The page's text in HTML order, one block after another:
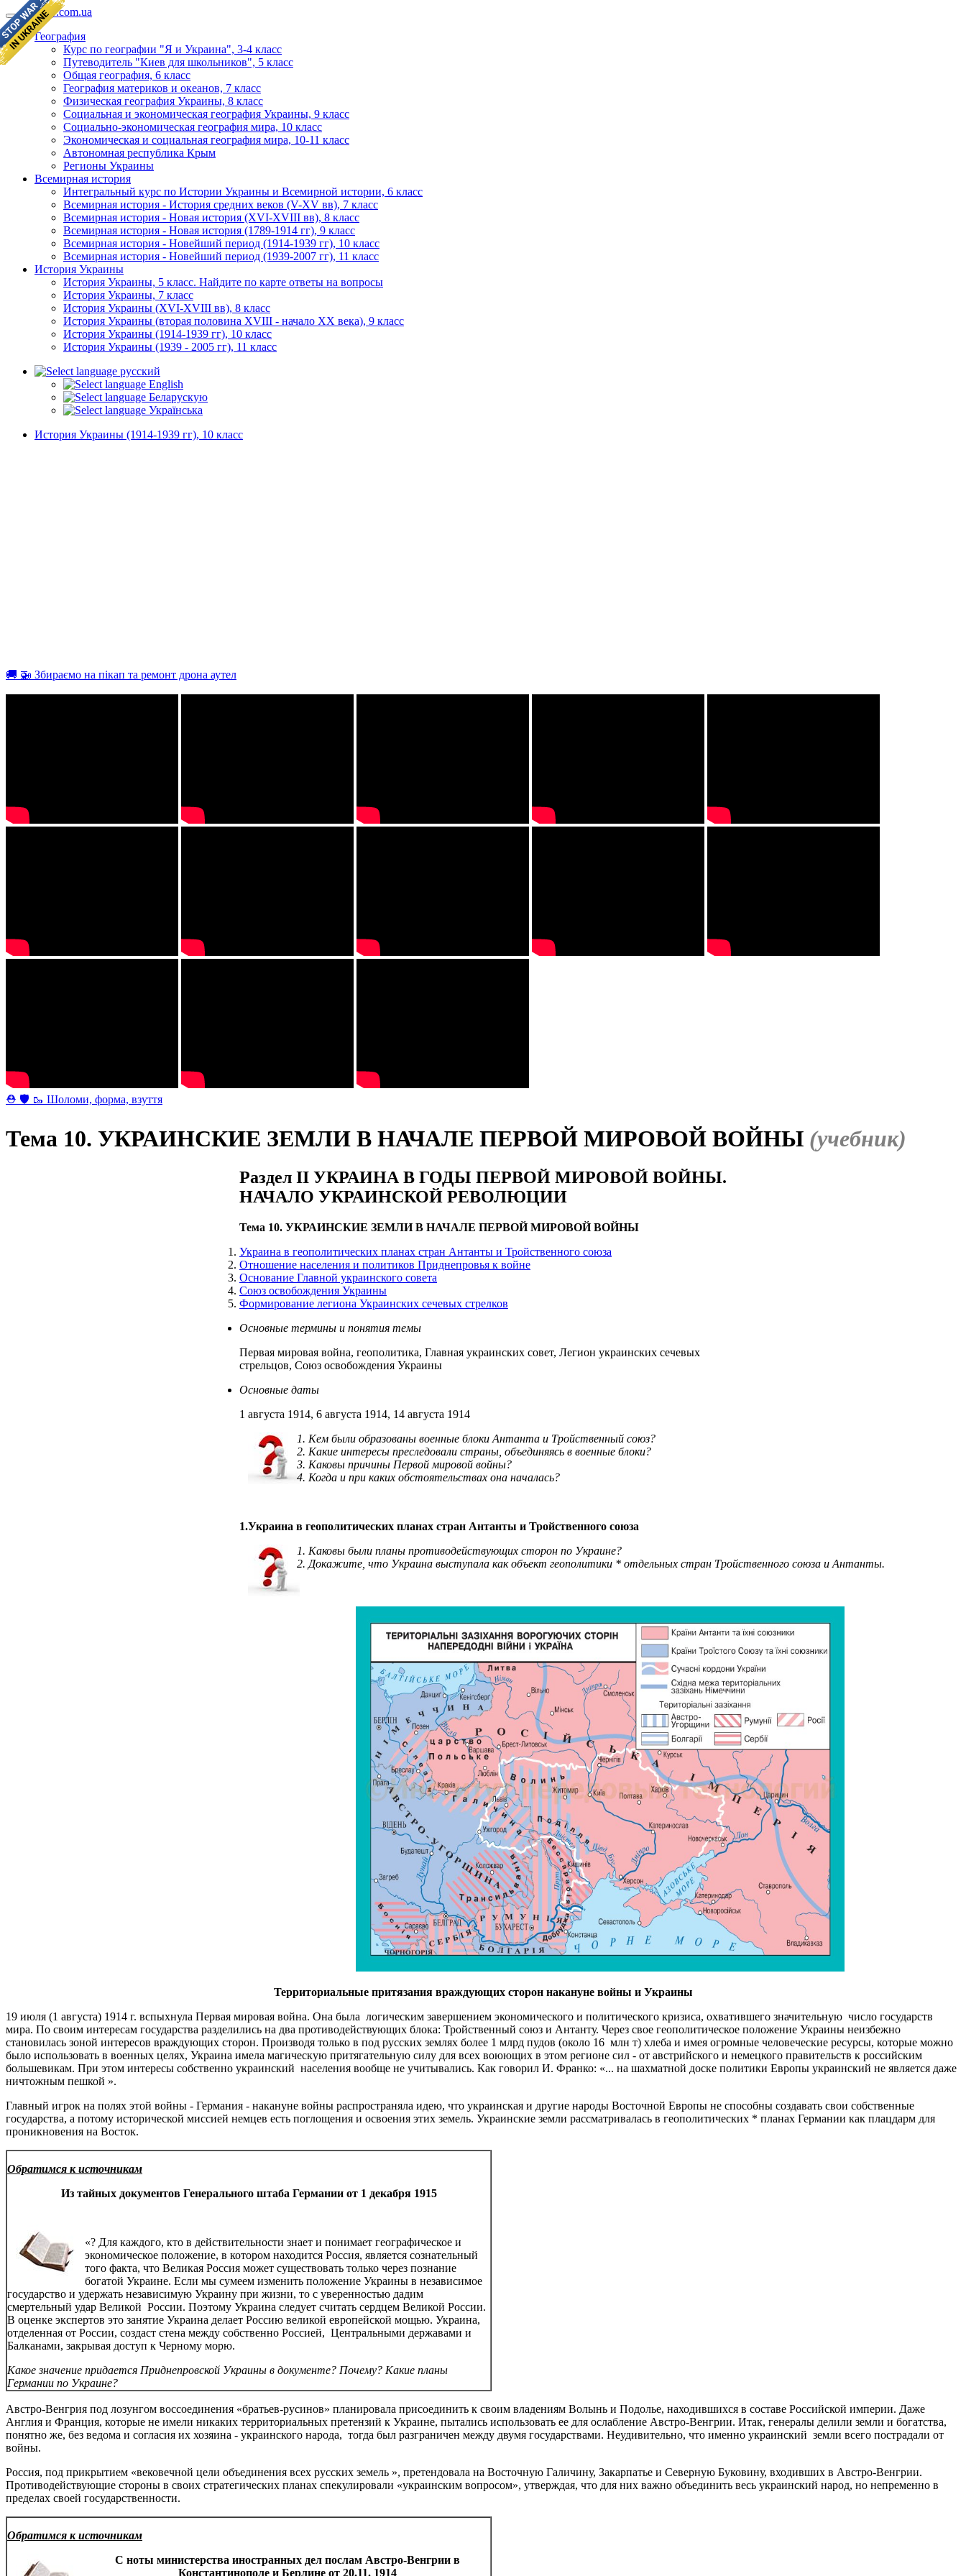
geomap.com.ua
География
Курс по географии "Я и Украина", 3-4 класс
Путеводитель "Киев для школьников", 5 класс
Общая география, 6 класс
География материков и океанов, 7 класс
Физическая география Украины, 8 класс
Социальная и экономическая география Украины, 9 класс
Социально-экономическая география мира, 10 класс
Экономическая и социальная география мира, 10-11 класс
Автономная республика Крым
Регионы Украины
Всемирная история
Интегральный курс по Истории Украины и Всемирной истории, 6 класс
Всемирная история - История средних веков (V-XV вв), 7 класс
Всемирная история - Новая история (XVI-XVIII вв), 8 класс
Всемирная история - Новая история (1789-1914 гг), 9 класс
Всемирная история - Новейший период (1914-1939 гг), 10 класс
Всемирная история - Новейший период (1939-2007 гг), 11 класс
История Украины
История Украины, 5 класс. Найдите по карте ответы на вопросы
История Украины, 7 класс
История Украины (XVI-XVIII вв), 8 класс
История Украины (вторая половина XVIII - начало XX века), 9 класс
История Украины (1914-1939 гг), 10 класс
История Украины (1939 - 2005 гг), 11 класс
русский
English
Беларускую
Українська
История Украины (1914-1939 гг), 10 класс
🚚 🚁 Збираємо на пікап та ремонт дрона аутел
⛑ 🛡 🥾 Шоломи, форма, взуття
Тема 10. УКРАИНСКИЕ ЗЕМЛИ В НАЧАЛЕ ПЕРВОЙ МИРОВОЙ ВОЙНЫ (учебник)
Раздел II УКРАИНА В ГОДЫ ПЕРВОЙ МИРОВОЙ ВОЙНЫ.
НАЧАЛО УКРАИНСКОЙ РЕВОЛЮЦИИ
Тема 10. УКРАИНСКИЕ ЗЕМЛИ В НАЧАЛЕ ПЕРВОЙ МИРОВОЙ ВОЙНЫ
Украина в геополитических планах стран Антанты и Тройственного союза
Отношение населения и политиков Приднепровья к войне
Основание Главной украинского совета
Союз освобождения Украины
Формирование легиона Украинских сечевых стрелков
Основные термины и понятия темы
Первая мировая война, геополитика, Главная украинских совет, Легион украинских сечевых
стрельцов, Союз освобождения Украины
Основные даты
1 августа 1914, 6 августа 1914, 14 августа 1914
Кем были образованы военные блоки Антанта и Тройственный союз?
Какие интересы преследовали страны, объединяясь в военные блоки?
Каковы причины Первой мировой войны?
Когда и при каких обстоятельствах она началась?
1.Украина в геополитических планах стран Антанты и Тройственного союза
Каковы были планы противодействующих сторон по Украине?
Докажите, что Украина выступала как объект геополитики * отдельных стран Тройственного союза и Антанты.
Территориальные притязания враждующих сторон накануне войны и Украины
19 июля (1 августа) 1914 г. вспыхнула Первая мировая война. Она была логическим завершением экономического и политического кризиса, охватившего значительную число государств
мира. По своим интересам государства разделились на два противодействующих блока: Тройственный союз и Антанту. Через свое геополитическое положение Украины неизбежно
становилась зоной интересов враждующих сторон. Производя только в под русских землях более 1 млрд пудов (около 16 млн т) хлеба и имея огромные человеческие ресурсы, которые можно
было использовать в военных целях, Украина имела магическую притягательную силу для всех воюющих в этом регионе сил - от австрийского и немецкого правительств к российским
большевикам. При этом интересы собственно украинский населения вообще не учитывались. Как говорил И. Франко: «... на шахматной доске политики Европы украинский не является даже
ничтожным пешкой ».
Главный игрок на полях этой войны - Германия - накануне войны распространяла идею, что украинская и другие народы Восточной Европы не способны создавать свои собственные
государства, а потому исторической миссией немцев есть поглощения и освоения этих земель. Украинские земли рассматривалась в геополитических * планах Германии как плацдарм для
проникновения на Восток.
Обратимся к источникам
Из тайных документов Генерального штаба Германии от 1 декабря 1915
«? Для каждого, кто в действительности знает и понимает географическое и
экономическое положение, в котором находится Россия, является сознательный
того факта, что Великая Россия может существовать только через познание
богатой Украине. Если мы сумеем изменить положение Украины в независимое
государство и удержать независимую Украину при жизни, то с уверенностью дадим
смертельный удар Великой России. Поэтому Украина следует считать сердцем Великой России.
В оценке экспертов это занятие Украина делает Россию великой европейской мощью. Украина,
отделенная от России, создаст стена между собственно Россией, Центральными державами и
Балканами, закрывая доступ к Черному морю.
Какое значение придается Приднепровской Украины в документе? Почему? Какие планы
Германии по Украине?
Австро-Венгрия под лозунгом воссоединения «братьев-русинов» планировала присоединить к своим владениям Волынь и Подолье, находившихся в составе Российской империи. Даже
Англия и Франция, которые не имели никаких территориальных претензий к Украине, пытались использовать ее для ослабление Австро-Венгрии. Итак, генералы делили земли и богатства,
понятно же, без ведома и согласия их хозяина - украинского народа, тогда был разграничен между двумя государствами. Неудивительно, что именно украинский земли всего пострадали от
войны.
Россия, под прикрытием «вековечной цели объединения всех русских земель », претендовала на Восточную Галичину, Закарпатье и Северную Буковину, входивших в Австро-Венгрии.
Противодействующие стороны в своих стратегических планах спекулировали «украинским вопросом», утверждая, что для них важно объединить весь украинский народ, но непременно в
пределах своей государственности.
Обратимся к источникам
С ноты министерства иностранных дел послам Австро-Венгрии в
Константинополе и Берлине от 20.11. 1914